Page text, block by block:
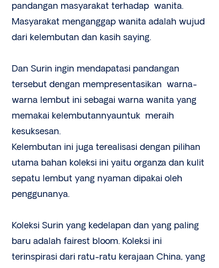
pandangan masyarakat terhadap wanita.
Masyarakat menganggap wanita adalah wujud
dari kelembutan dan kasih saying.
Dan Surin ingin mendapatasi pandangan
tersebut dengan mempresentasikan warna-
warna lembut ini sebagai warna wanita yang
memakai kelembutannyauntuk meraih
kesuksesan.
Kelembutan ini juga terealisasi dengan pilihan
utama bahan koleksi ini yaitu organza dan kulit
sepatu lembut yang nyaman dipakai oleh
penggunanya.
Koleksi Surin yang kedelapan dan yang paling
baru adalah fairest bloom. Koleksi ini
terinspirasi dari ratu-ratu kerajaan China, yang